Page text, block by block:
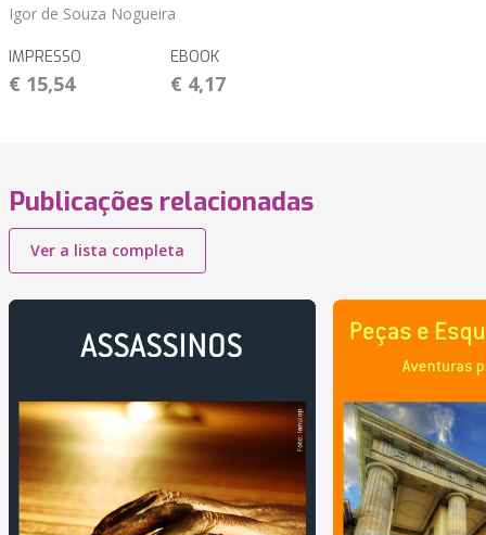
Igor de Souza Nogueira
IMPRESSO
€ 15,54
EBOOK
€ 4,17
Publicações relacionadas
Ver a lista completa